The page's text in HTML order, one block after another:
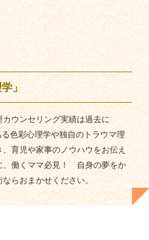
」
ウンセリング実績は過去に
色彩心理学や独自のトラウマ理
育児や家事のノウハウをお伝え
、働くママ必見！ 自身の夢をか
らおまかせください。